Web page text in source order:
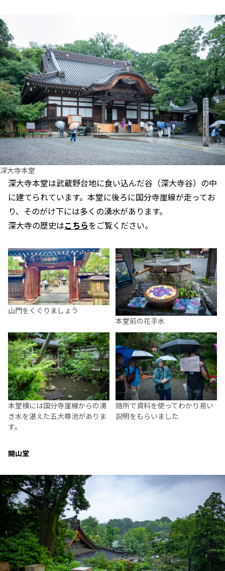
深大寺本堂
深大寺本堂は武蔵野台地に食い込んだ谷（深大寺谷）の中
に建てられています。本堂に後ろに国分寺崖線が走ってお
り、そのがけ下には多くの湧水があります。
深大寺の歴史はこちらをご覧ください。
山門をくぐりましょう
本堂前の花手水
本堂横には国分寺崖線からの湧
き水を湛えた五大尊池がありま
す。
随所で資料を使ってわかり易い
説明をもらいました
開山堂